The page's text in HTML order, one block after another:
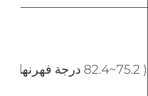
( 75.2~82.4 درجة فهرنهايت )